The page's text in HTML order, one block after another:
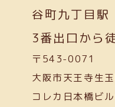
谷町九丁目駅
3番出口から
〒543-0071
大阪市天王寺生
コレカ日本橋ビ